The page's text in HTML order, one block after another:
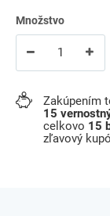
Množstvo
Zakúpením
15
celkovo 15
zľavový